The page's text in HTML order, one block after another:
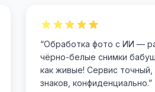
“Обработка фото с ИИ —
чёрно-белые снимки
как живые! Сервис
знаков, конфиденциально.”